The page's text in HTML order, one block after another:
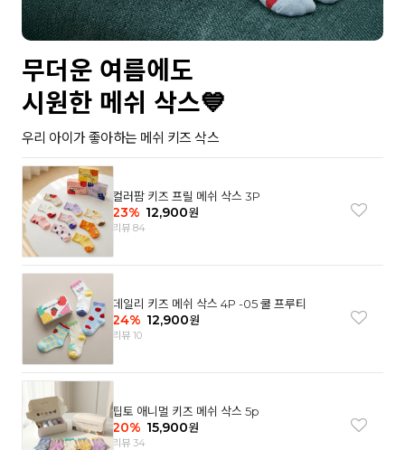
무더운 여름에도
시원한 메쉬 삭스💙
우리 아이가 좋아하는 메쉬 키즈 삭스
컬러팜 키즈 프릴 메쉬 삭스 3P
23% 12,900원
리뷰 84
데일리 키즈 메쉬 삭스 4P -05 쿨 프루티
24% 12,900원
리뷰 10
팁토 애니멀 키즈 메쉬 삭스 5p
20% 15,900원
리뷰 34